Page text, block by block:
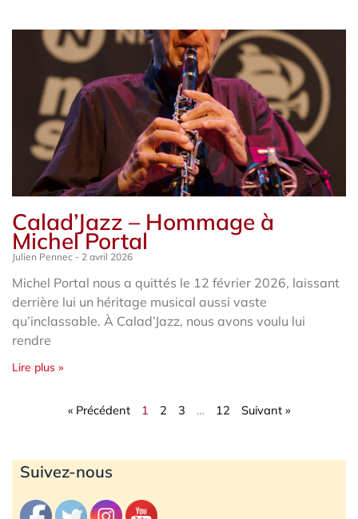
Calad’Jazz – Hommage à
Michel Portal
Julien Pennec 2 avril 2026
Michel Portal nous a quittés le 12 février 2026, laissant
derrière lui un héritage musical aussi vaste
qu’inclassable. À Calad’Jazz, nous avons voulu lui
rendre
Lire plus »
« Précédent 1 2 3 … 12 Suivant »
Suivez-nous
Archives